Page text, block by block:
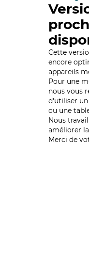
Cette
encore
appareils
Pour une
nous vous
d'utiliser
ou une
Nous
améliorer
Merci de